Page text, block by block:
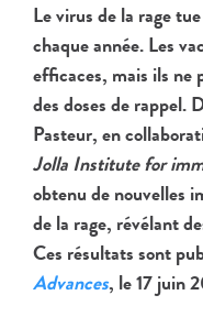
Le virus de la rage
chaque année. Les
efficaces, mais ils ne
des doses de rappel.
Pasteur, en
Jolla Institute for
obtenu de nouvelles
de la rage, révélant
Ces résultats sont
Advances, le 17 juin